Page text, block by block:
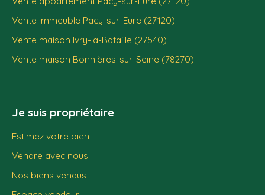
Vente immeuble Pacy-sur-Eure (27120)
Vente maison Ivry-la-Bataille (27540)
Vente maison Bonnières-sur-Seine (78270)
Je suis propriétaire
Estimez votre bien
Vendre avec nous
Nos biens vendus